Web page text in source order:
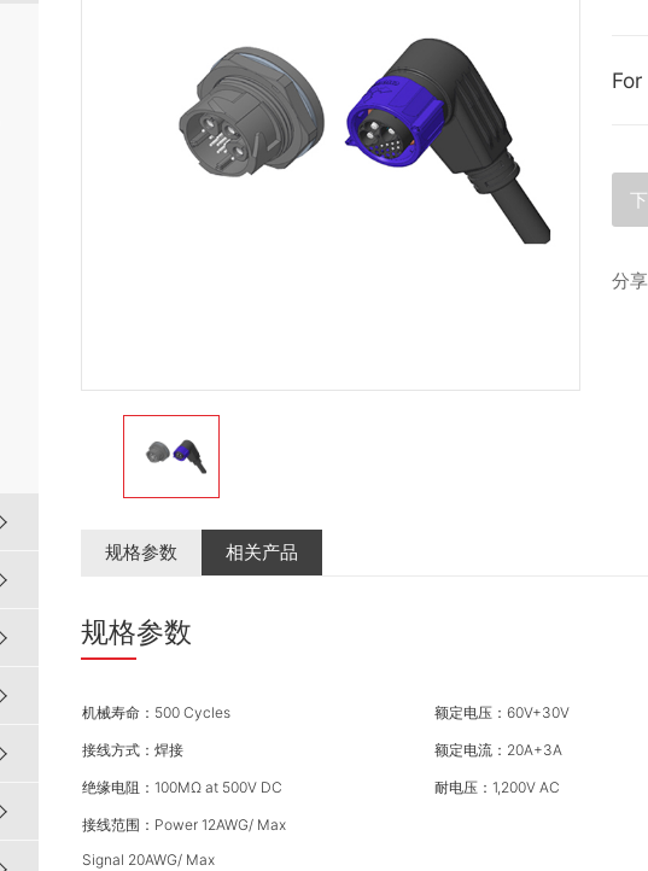
分享
规格参数 相关产品
规格参数
机械寿命：500 Cycles 额定电压：60V+30V
接线方式：焊接 额定电流：20A+3A
绝缘电阻：100MΩ at 500V DC 耐电压：1,200V AC
接线范围：Power 12AWG/ Max
Signal 20AWG/ Max